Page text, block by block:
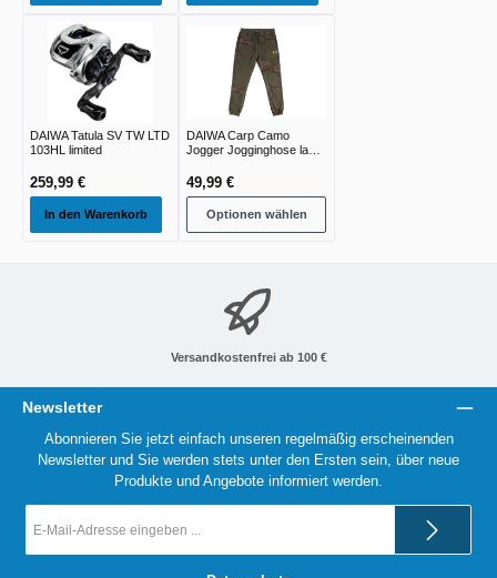
DAIWA Tatula SV TW LTD
103HL limited
259,99 €
In den Warenkorb
DAIWA Carp Camo
Jogger Jogginghose lang
49,99 €
Optionen wählen
Versandkostenfrei ab 100 €
Newsletter
Abonnieren Sie jetzt einfach unseren regelmäßig erscheinenden
Newsletter und Sie werden stets unter den Ersten sein, über neue
Produkte und Angebote informiert werden.
Mail-